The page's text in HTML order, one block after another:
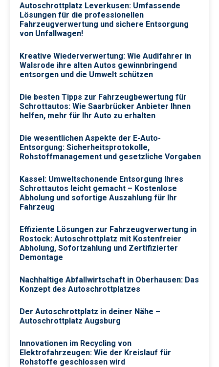
Autoschrottplatz Leverkusen: Umfassende
Lösungen für die professionellen
Fahrzeugverwertung und sichere Entsorgung
von Unfallwagen!
Kreative Wiederverwertung: Wie Audifahrer in
Walsrode ihre alten Autos gewinnbringend
entsorgen und die Umwelt schützen
Die besten Tipps zur Fahrzeugbewertung für
Schrottautos: Wie Saarbrücker Anbieter Ihnen
helfen, mehr für Ihr Auto zu erhalten
Die wesentlichen Aspekte der E-Auto-
Entsorgung: Sicherheitsprotokolle,
Rohstoffmanagement und gesetzliche Vorgaben
Kassel: Umweltschonende Entsorgung Ihres
Schrottautos leicht gemacht – Kostenlose
Abholung und sofortige Auszahlung für Ihr
Fahrzeug
Effiziente Lösungen zur Fahrzeugverwertung in
Rostock: Autoschrottplatz mit Kostenfreier
Abholung, Sofortzahlung und Zertifizierter
Demontage
Nachhaltige Abfallwirtschaft in Oberhausen: Das
Konzept des Autoschrottplatzes
Der Autoschrottplatz in deiner Nähe –
Autoschrottplatz Augsburg
Innovationen im Recycling von
Elektrofahrzeugen: Wie der Kreislauf für
Rohstoffe geschlossen wird